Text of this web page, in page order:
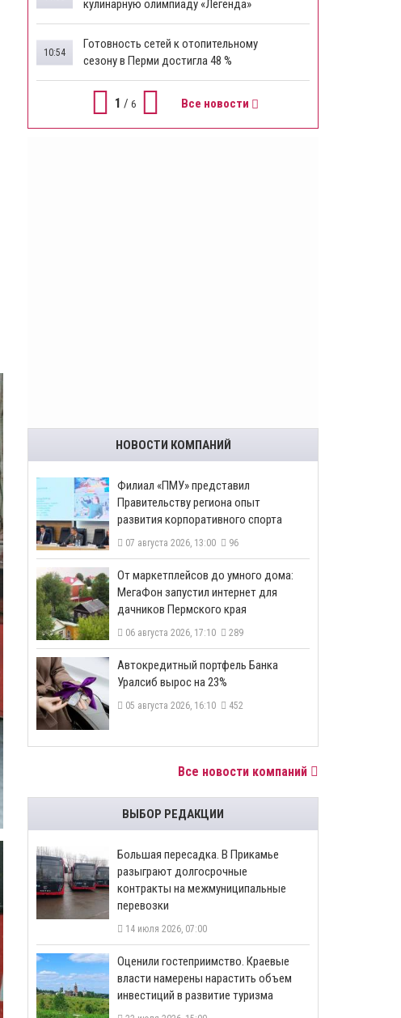
кулинарную олимпиаду «Легенда»
Готовность сетей к отопительному
сезону в Перми достигла 48 %
10:54
1 / 6 Все новости
НОВОСТИ КОМПАНИЙ
​Филиал «ПМУ» представил
Правительству региона опыт
развития корпоративного спорта
07 августа 2026, 13:00 96
От маркетплейсов до умного дома:
МегаФон запустил интернет для
дачников Пермского края
06 августа 2026, 17:10 289
​Автокредитный портфель Банка
Уралсиб вырос на 23%
05 августа 2026, 16:10 452
Все новости компаний
ВЫБОР РЕДАКЦИИ
Большая пересадка. В Прикамье
разыграют долгосрочные
контракты на межмуниципальные
перевозки
14 июля 2026, 07:00
Оценили гостеприимство. Краевые
власти намерены нарастить объем
инвестиций в развитие туризма